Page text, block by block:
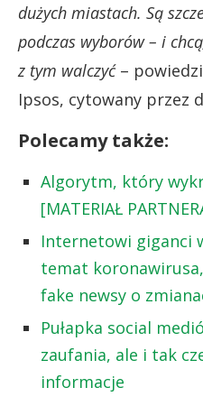
dużych miastach. Są
podczas wyborów – i
z tym walczyć–
Ipsos, cytowany przez
Polecamy także:
Algorytm, który
[MATERIAŁ
Internetowi giganci
temat
fake newsy o
Pułapka social
zaufania, ale i tak
informacje